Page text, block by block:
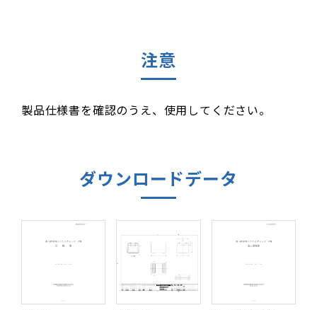
注意
製品仕様書を確認のうえ、使用してください。
ダウンロードデータ